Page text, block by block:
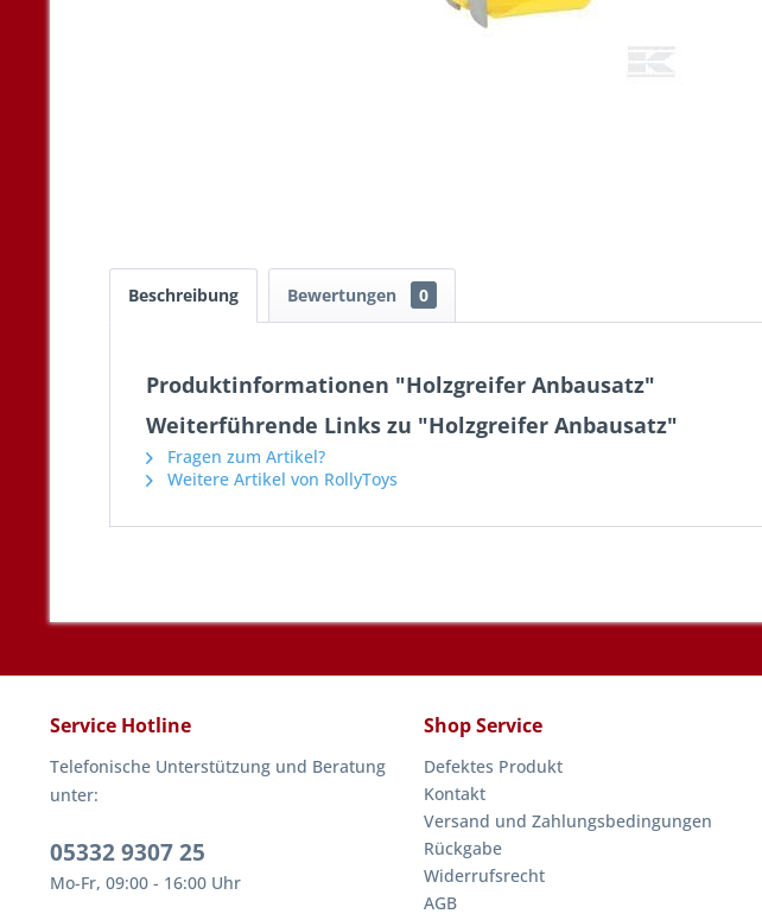
Beschreibung Bewertungen 0
Produktinformationen "Holzgreifer Anbausatz"
Weiterführende Links zu "Holzgreifer Anbausatz"
Fragen zum Artikel?
Weitere Artikel von RollyToys
Service Hotline
Telefonische Unterstützung und Beratung
unter:
05332 9307 25
Mo-Fr, 09:00 - 16:00 Uhr
Shop Service
Defektes Produkt
Kontakt
Versand und Zahlungsbedingungen
Rückgabe
Widerrufsrecht
AGB